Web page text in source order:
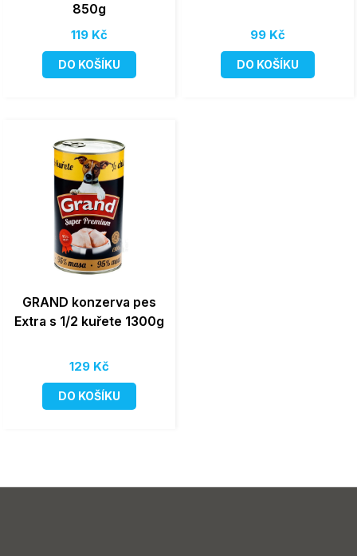
850g
119 Kč
DO KOŠÍKU
99 Kč
DO KOŠÍKU
GRAND konzerva pes
Extra s 1/2 kuřete 1300g
129 Kč
DO KOŠÍKU